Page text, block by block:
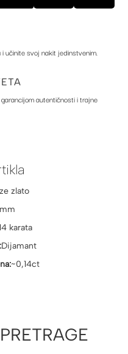
učinite svoj nakit jedinstvenim.
autentičnosti i trajne
zlato
karata
Dijamant
~0,14ct